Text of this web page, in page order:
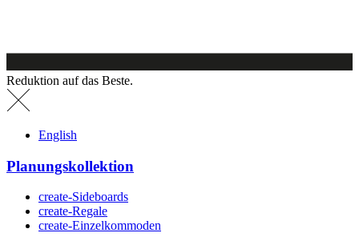
Reduktion auf das Beste.
English
Planungskollektion
create-Sideboards
create-Regale
create-Einzelkommoden